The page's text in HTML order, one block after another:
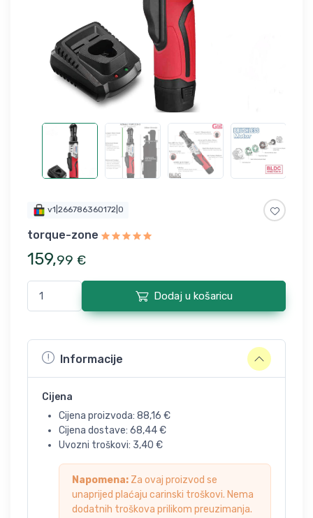
v1|266786360172|0
torque-zone
159,99 €
Dodaj u košaricu
Informacije
Cijena
Cijena proizvoda: 88,16 €
Cijena dostave: 68,44€
Uvozni troškovi: 3,40 €
Napomena: Za ovaj proizvod se
unaprijed plaćaju carinski troškovi. Nema
dodatnih troškova prilikom preuzimanja.